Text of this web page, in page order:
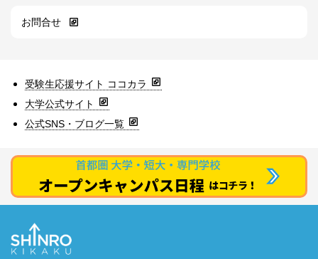
お問合せ
受験生応援サイト ココカラ
大学公式サイト
公式SNS・ブログ一覧